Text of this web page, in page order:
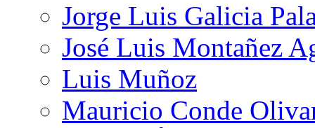
Jorge Luis Galicia
José Luis Montañez
Luis Muñoz
Mauricio Conde